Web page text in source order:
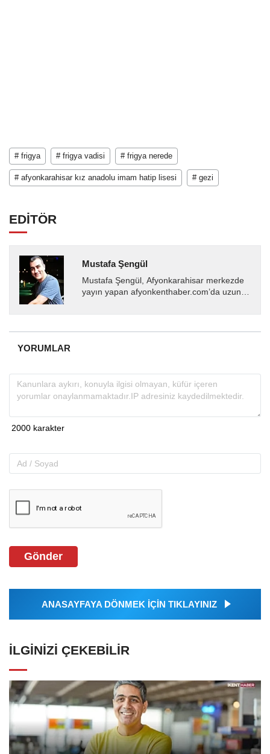
# frigya # frigya vadisi # frigya nerede
# afyonkarahisar kız anadolu imam hatip lisesi # gezi
EDİTÖR
Mustafa Şengül
Mustafa Şengül, Afyonkarahisar merkezde
yayın yapan afyonkenthaber.com’da uzun
almakta, haber akışı...
YORUMLAR
Gönder
ANASAYFAYA DÖNMEK İÇİN TIKLAYINIZ
İLGINIZI ÇEKEBILIR